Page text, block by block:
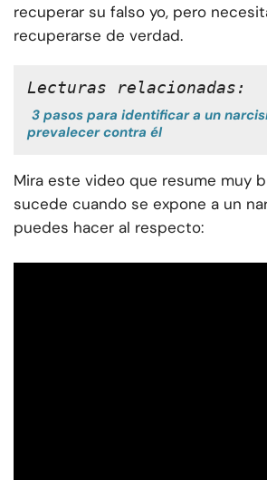
recuperar su falso yo, pero
recuperarse de verdad.
Lecturas relacionadas:
3 pasos para identificar a un
prevalecer contra él
Mira este video que resume muy
sucede cuando se expone a un
puedes hacer al respecto: